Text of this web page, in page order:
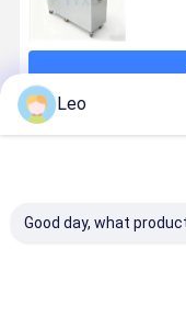
Leo
Good day, what